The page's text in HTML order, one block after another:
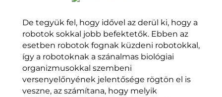
De tegyük fel, hogy idővel az derül ki, hogy a
robotok sokkal jobb befektetők. Ebben az
esetben robotok fognak küzdeni robotokkal,
így a robotoknak a szánalmas biológiai
organizmusokkal szembeni
versenyelőnyének jelentősége rögtön el is
veszne, az számítana, hogy melyik